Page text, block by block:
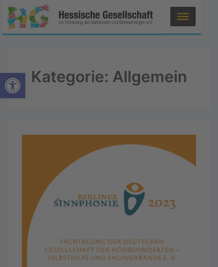
Werkzeugleiste öffnen
Kategorie: Allgemein